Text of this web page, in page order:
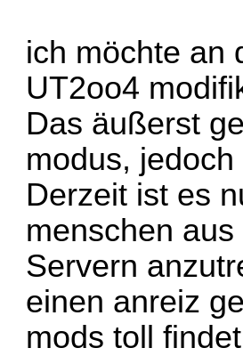
ich möchte an
UT2oo4
Das äußerst
modus,
Derzeit ist es
menschen
Servern
einen anreiz
mods toll